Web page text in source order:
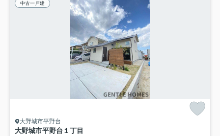
中古一戸建
大野城市平野台
大野城市平野台１丁目